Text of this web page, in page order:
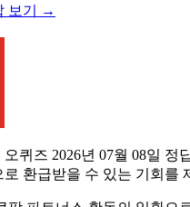
보기 →
오퀴즈 2026년 07월 08일
로 환급받을 수 있는 기회를